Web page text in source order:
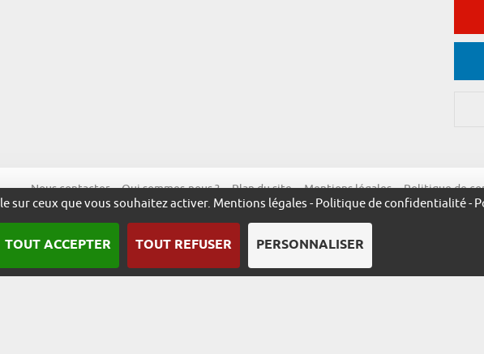
Nous contacter Qui sommes-nous ? Plan du site Mentions légales Politique de
sur ceux que vous souhaitez activer. Mentions légales - Politique de confidentialité-
TOUT ACCEPTER TOUT REFUSER PERSONNALISER